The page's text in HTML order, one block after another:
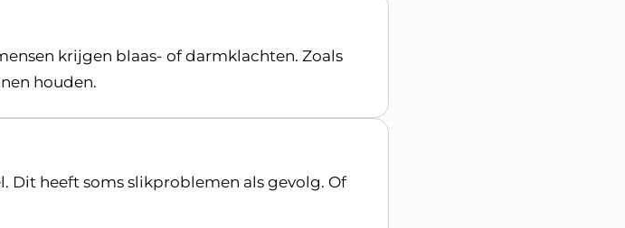
krijgen blaas- of darmklachten. Zoals
houden.
Dit heeft soms slikproblemen als gevolg. Of